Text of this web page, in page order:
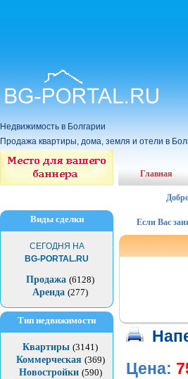
Недвижимость в Болгарии
Продажа квартиры, дома, земля и отели в
Виды сделки
СЕГОДНЯ НА
BG-PORTAL.RU
Продажа (6128)
Аренда (277)
Тип недвижимости
Квартиры (3141)
Коммерческая (369)
Новостройки (590)
Главная
Если Вас
Цена: